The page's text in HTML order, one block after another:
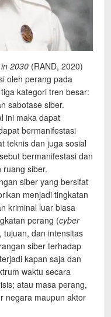
2030 (RAND, 2020)
oleh perang pada
kategori tren besar:
sabotase siber.
ini maka dapat
bermanifestasi
teknis dan juga sosial
bermanifestasi dan
ruang siber.
siber yang bersifat
menjadi tingkatan
kriminal luar biasa
perang (cyber
tujuan, dan intensitas
siber terhadap
kapan saja dan
waktu secara
atau masa perang,
negara maupun aktor